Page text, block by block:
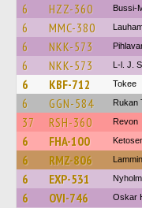
6 HZZ-360 Bussi-
6 MMC-380
6 NKK-573
6 NKK-573 L-l. J.
6 KBF-712 Tokee
6 GGN-584 Rukan
37 RSH-360 Revon
6 FHA-100
6 RMZ-806
6 EXP-531 Nyholm
6 OVI-746 Oskar